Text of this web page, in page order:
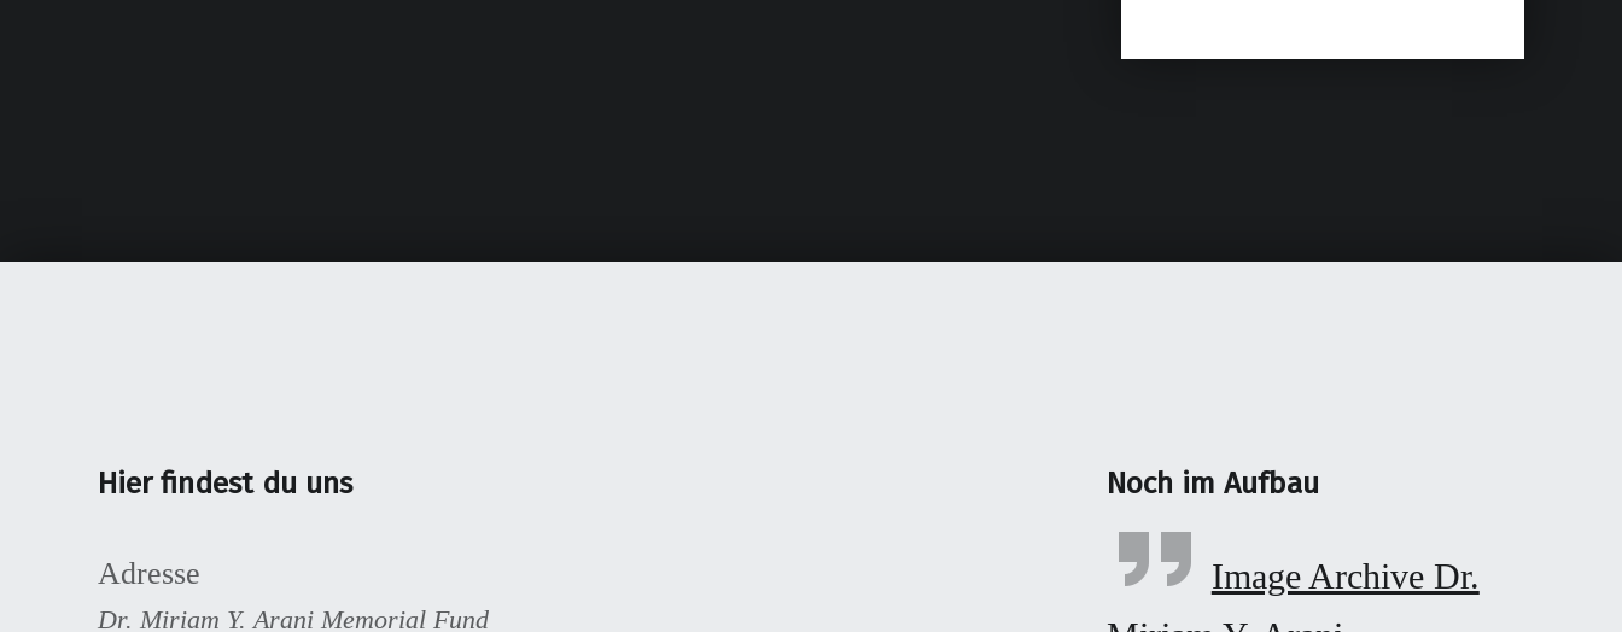
Hier findest du uns
Adresse
Dr. Miriam Y. Arani Memorial Fund
Noch im Aufbau
Image Archive Dr.